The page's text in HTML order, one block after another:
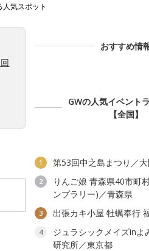
気スポット
おすすめ情
GWの人気イベント
【全国】
1 第53回中之島まつり／
2
りんご娘 青森県40市町
ンプラリー)／青森県
3 出張カキ小屋 牡蠣奉行
4
ジュラシックメイズinよ
研究所／東京都